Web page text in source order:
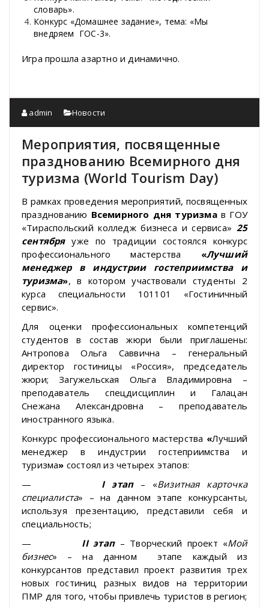
словарь».
Конкурс «Домашнее задание», тема: «Мы
внедряем ГОС-3».
Игра прошла азартно и динамично.
admin Новости
Мероприятия, посвященные
празднованию Всемирного дня
туризма (World Tourism Day)
В рамках проведения мероприятий, посвященных
празднованию Всемирного дня туризмав ГОУ
«Тираспольский колледж бизнеса и сервиса» 25
сентябряуже по традиции состоялся конкурс
профессионального мастерства «Лучший
менеджер в индустрии гостеприимства и
туризма», в котором участвовали студенты 2
курса специальности 101101 «Гостиничный
сервис».
Для оценки профессиональных компетенций
студентов в состав жюри были приглашены:
Антропова Ольга Саввична – генеральный
директор гостиницы «Россия», председатель
жюри; Загужельская Ольга Владимировна –
преподаватель спецдисциплин и Галацан
Снежана Александровна – преподаватель
иностранного языка.
Конкурс профессионального мастерства «Лучший
менеджер в индустрии гостеприимства и
туризма» состоял из четырех этапов:
— I этап– «Визитная карточка
специалиста» – на данном этапе конкурсанты,
используя презентацию, представили себя и
специальность;
— IIэтап– Творческий проект «Мой
бизнес» – на данном этапе каждый из
конкурсантов представил проект развития трех
новых гостиниц разных видов на территории
ПМР для того, чтобы привлечь туристов в регион;